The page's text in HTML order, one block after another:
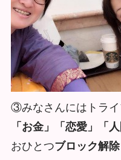
③みなさんにはトラ
「お金」「恋愛」「人
おひとつブロック解